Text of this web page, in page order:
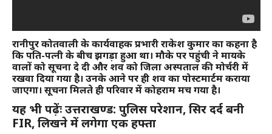
रानीपुर कोतवाली के कार्यवाहक प्रभारी राकेश कुमार का कहना है
कि पति-पत्नी के बीच झगड़ा हुआ था। मौके पर पहुंची ने मायके
वालों को सूचना दे दी और शव को जिला अस्पताल की मोर्चरी में
रखवा दिया गया है। उनके आने पर ही शव का पोस्टमार्टम कराया
जाएगा। सूचना मिलते ही परिवार में कोहराम मच गया है।
यह भी पढ़ेंः उत्तराखण्ड: पुलिस परेशान, सिर दर्द बनी
FIR, लिखने में लगेगा एक हफ्ता